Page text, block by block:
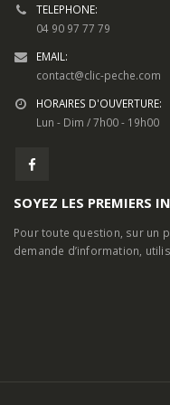
24, Routes d’Arles,
TELEPHONE:
04 90 97 77 79
EMAIL:
contact@clic-peche.com
HORAIRES D'OUVERTURE:
SOYEZ LES PREMIERS
Pour toute question, sur un